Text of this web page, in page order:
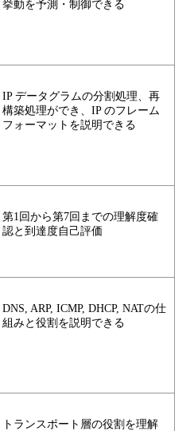
挙動を予測・制御できる
IP データグラムの分割処理、再
構築処理ができ、IP のフレーム
フォーマットを説明できる
第1回から第7回までの理解度確
認と到達度自己評価
DNS, ARP, ICMP, DHCP, NATの仕
組みと役割を説明できる
トランスポート層の役割を理解